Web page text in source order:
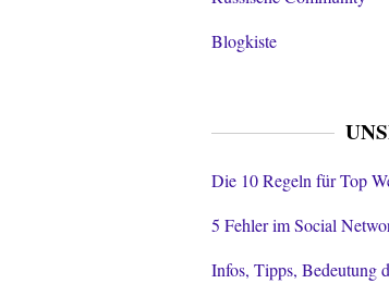
Blogkiste
Die 10 Regeln für Top
5 Fehler im Social
Infos, Tipps, Bedeutung